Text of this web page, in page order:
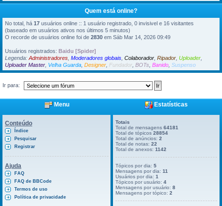
Quem está online?
No total, há 17 usuários online :: 1 usuário registrado, 0 invisivel e 16 visitantes
(baseado em usuários ativos nos últimos 5 minutos)
O recorde de usuários online foi de 2830 em Sáb Mar 14, 2026 09:49
Usuários registrados: Baidu [Spider]
Legenda:Administradores, Moderadores globais, Colaborador, Ripador, Uploader,
Uploader Master, Velha Guarda, Designer, Fundador, BOTs, Banido, Suspenso
Ir para:
Menu
Conteúdo
Índice
Pesquisar
Registrar
Ajuda
FAQ
FAQ de BBCode
Termos de uso
Política de privacidade
Estatísticas
Totais
Total de mensagens64181
Total de tópicos28854
Total de anúncios:2
Total de notas:22
Total de anexos:1142
Tópicos por dia:5
Mensagens por dia:11
Usuários por dia:1
Tópicos por usuário:4
Mensagens por usuário:8
Mensagens por tópico:2